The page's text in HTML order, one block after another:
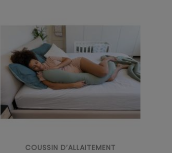
COUSSIN D’ALLAITEMENT